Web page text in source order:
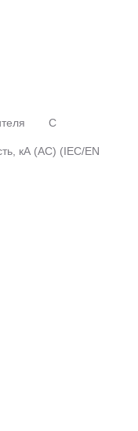
C
кА (AC) (IEC/EN